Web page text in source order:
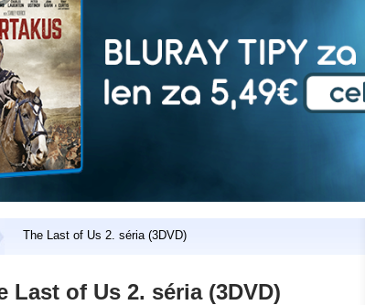
The Last of Us 2. séria (3DVD)
Last of Us 2. séria (3DVD)